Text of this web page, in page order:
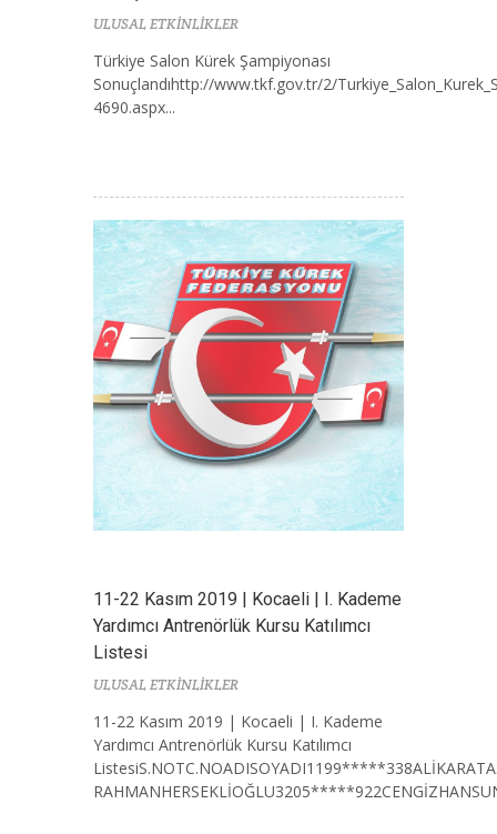
ULUSAL ETKİNLİKLER
Türkiye Salon Kürek Şampiyonası
Sonuçlandıhttp://www.tkf.gov.tr/2/
4690.aspx...
11-22 Kasım 2019 | Kocaeli | I. Kademe
Yardımcı Antrenörlük Kursu Katılımcı
Listesi
ULUSAL ETKİNLİKLER
11-22 Kasım 2019 | Kocaeli | I. Kademe
Yardımcı Antrenörlük Kursu Katılımcı